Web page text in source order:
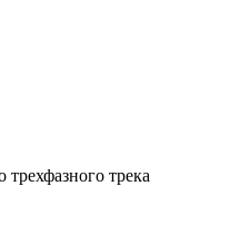
трехфазного трека